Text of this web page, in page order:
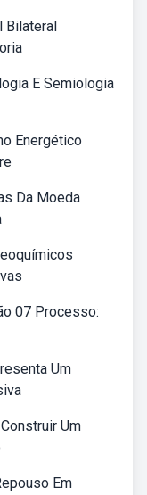
Bilateral
E Semiologia
Energético
Da Moeda
07 Processo:
Um
Um
Em